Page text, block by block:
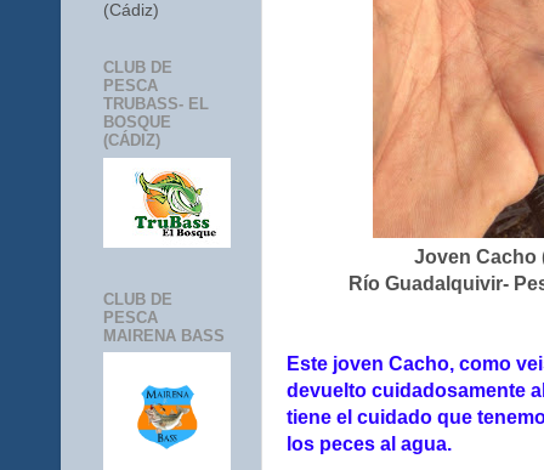
Joven Cacho
Río Guadalquivir-
Este joven Cacho, como
devuelto cuidadosamente
tiene el cuidado que
los peces al agua.
(Cádiz)
CLUB DE
PESCA
TRUBASS- EL
BOSQUE
(CÁDIZ)
CLUB DE
PESCA
MAIRENA BASS